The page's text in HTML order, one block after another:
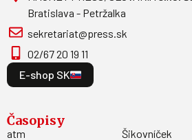
Bratislava - Petržalka
sekretariat@press.sk
02/67 20 19 11
E-shop SK
Časopisy
atm
Šikovníček